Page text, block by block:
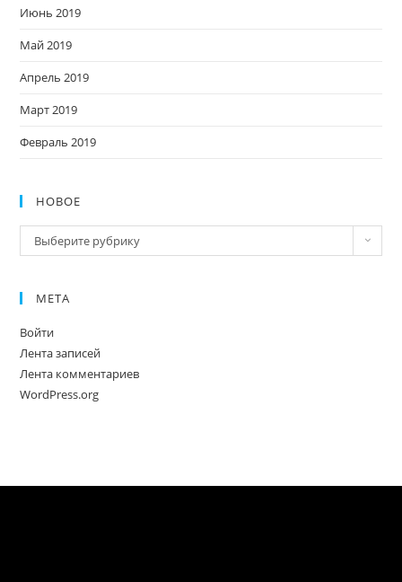
Июнь 2019
Май 2019
Апрель 2019
Март 2019
Февраль 2019
НОВОЕ
Новое
Выберите рубрику
МЕТА
Войти
Лента записей
Лента комментариев
WordPress.org